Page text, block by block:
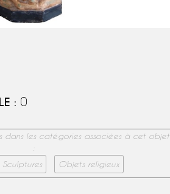
: 0
dans les catégories associées à cet objet
:
Sculptures Objets religieux